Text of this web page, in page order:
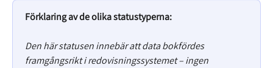
Förklaring av de olika statustyperna:
Den här statusen innebär att data bokfördes
framgångsrikt i redovisningssystemet – ingen